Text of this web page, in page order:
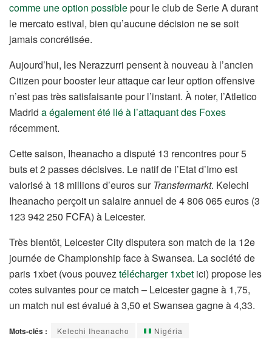
comme une option possiblepour le club de Serie A durant
le mercato estival, bien qu’aucune décision ne se soit
jamais concrétisée.
Aujourd’hui, les Nerazzurri pensent à nouveau à l’ancien
Citizen pour booster leur attaque car leur option offensive
n’est pas très satisfaisante pour l’instant. À noter, l’Atletico
Madrid a également été lié à l’attaquant des Foxes
récemment.
Cette saison, Iheanacho a disputé 13 rencontres pour 5
buts et 2 passes décisives. Le natif de l’Etat d’Imo est
valorisé à 18 millions d’euros sur Transfermarkt. Kelechi
Iheanacho perçoit un salaire annuel de 4 806 065 euros (3
123 942 250 FCFA) à Leicester.
Très bientôt, Leicester City disputera son match de la 12e
journée de Championship face à Swansea. La société de
paris 1xbet (vous pouveztélécharger 1xbet ici) propose les
cotes suivantes pour ce match – Leicester gagne à 1,75,
un match nul est évalué à 3,50 et Swansea gagne à 4,33.
Mots-clés : Kelechi Iheanacho Nigéria